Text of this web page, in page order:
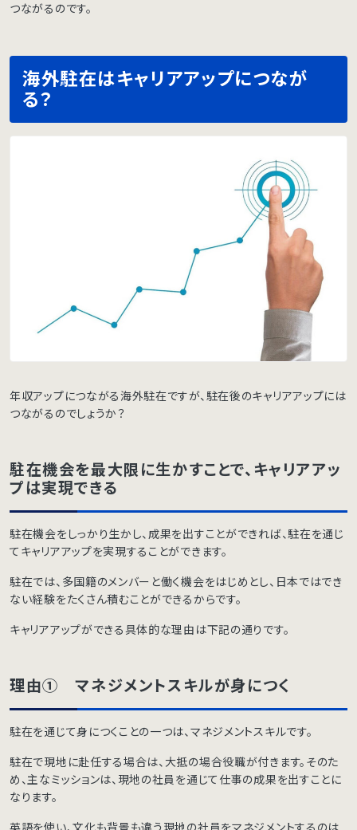
つながるのです。
海外駐在はキャリアアップにつなが
る？
年収アップにつながる海外駐在ですが、駐在後のキャリアアップには
つながるのでしょうか？
駐在機会を最大限に生かすことで、キャリアアッ
プは実現できる
駐在機会をしっかり生かし、成果を出すことができれば、駐在を通じ
てキャリアアップを実現することができます。
駐在では、多国籍のメンバーと働く機会をはじめとし、日本ではでき
ない経験をたくさん積むことができるからです。
キャリアアップができる具体的な理由は下記の通りです。
理由① マネジメントスキルが身につく
駐在を通じて身につくことの一つは、マネジメントスキルです。
駐在で現地に赴任する場合は、大抵の場合役職が付きます。そのた
め、主なミッションは、現地の社員を通じて仕事の成果を出すことに
なります。